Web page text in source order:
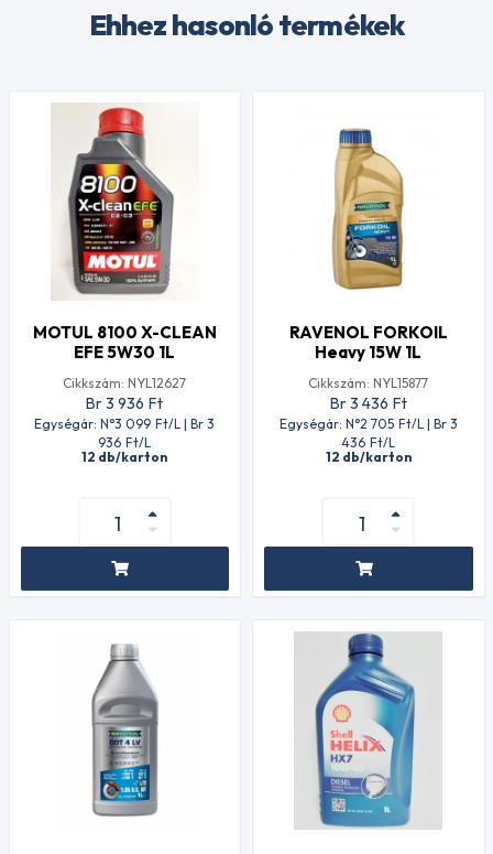
Ehhez hasonló termékek
MOTUL 8100 X-CLEAN
EFE 5W30 1L
Cikkszám: NYL12627
Br 3 936 Ft
Egységár: N°3 099 Ft/L | Br 3
936 Ft/L
12 db/karton
RAVENOL FORKOIL
Heavy 15W 1L
Cikkszám: NYL15877
Br 3 436 Ft
Egységár: N°2 705 Ft/L | Br 3
436 Ft/L
12 db/karton